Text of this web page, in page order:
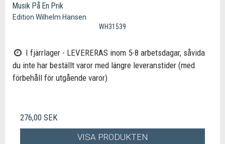
Musik På En Prik
Edition Wilhelm Hansen
WH31539
I fjärrlager - LEVERERAS inom 5-8 arbetsdagar, såvida
du inte har beställt varor med längre leveranstider (med
förbehåll för utgående varor)
276,00 SEK
VISA PRODUKTEN